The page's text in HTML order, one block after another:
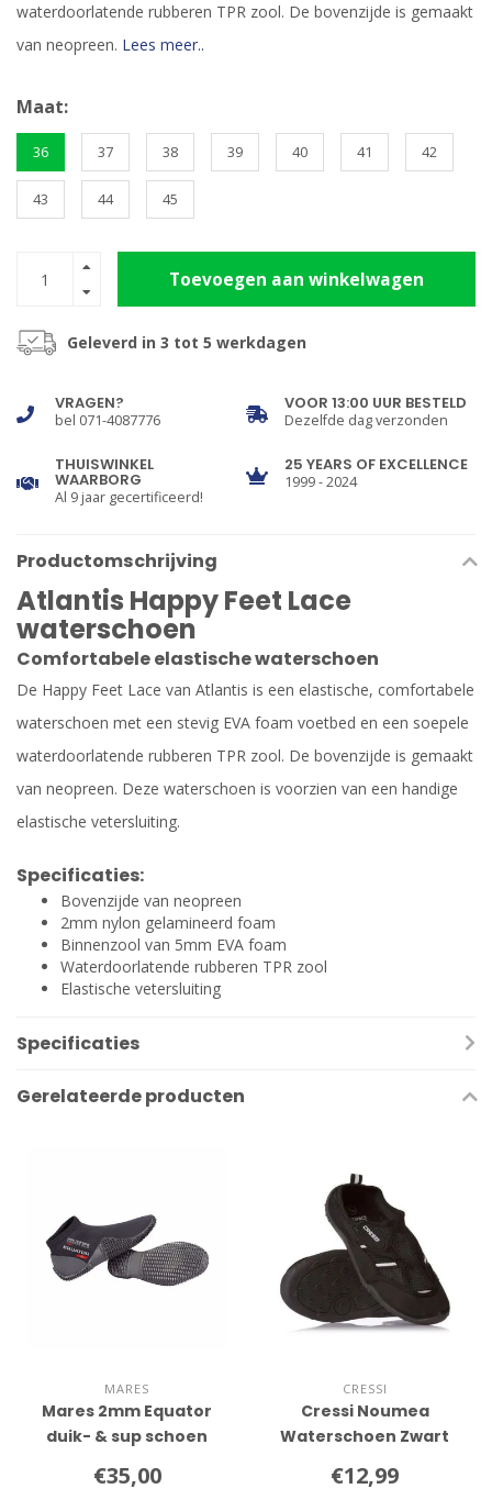
waterdoorlatende rubberen TPR zool. De bovenzijde is gemaakt
van neopreen. Lees meer..
Maat:
36 37 38 39 40 41 42
43 44 45
Toevoegen aan winkelwagen
Geleverd in 3 tot 5 werkdagen
VRAGEN?
bel 071-4087776
VOOR 13:00 UUR BESTELD
Dezelfde dag verzonden
THUISWINKEL
WAARBORG
Al 9 jaar gecertificeerd!
25 YEARS OF EXCELLENCE
1999 - 2024
Productomschrijving
Atlantis Happy Feet Lace
waterschoen
Comfortabele elastische waterschoen
De Happy Feet Lace van Atlantis is een elastische, comfortabele
waterschoen met een stevig EVA foam voetbed en een soepele
waterdoorlatende rubberen TPR zool. De bovenzijde is gemaakt
van neopreen. Deze waterschoen is voorzien van een handige
elastische vetersluiting.
Specificaties:
Bovenzijde van neopreen
2mm nylon gelamineerd foam
Binnenzool van 5mm EVA foam
Waterdoorlatende rubberen TPR zool
Elastische vetersluiting
Specificaties
Gerelateerde producten
MARES
Mares 2mm Equator
duik- & sup schoen
€35,00
CRESSI
Cressi Noumea
Waterschoen Zwart
€12,99